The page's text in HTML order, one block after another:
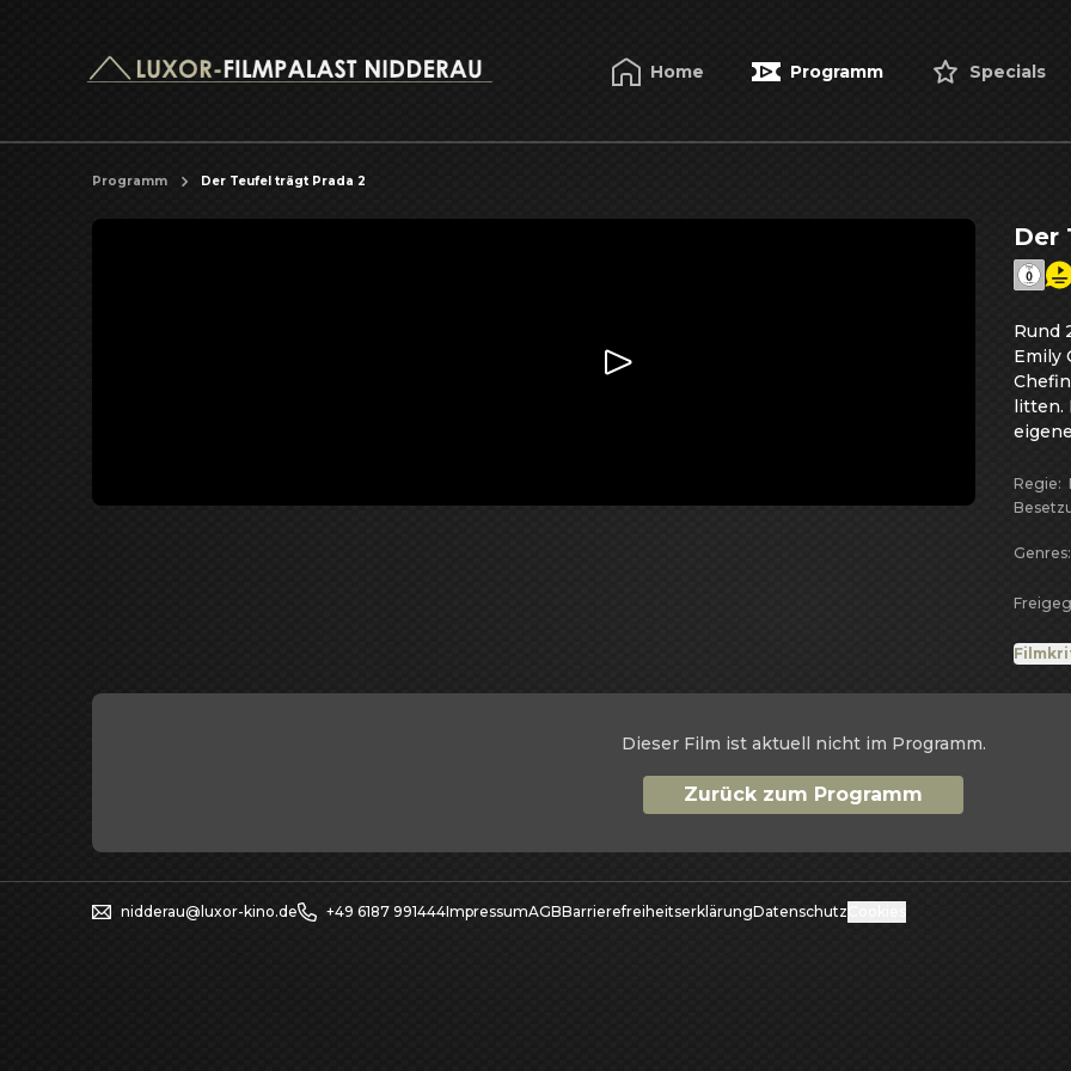
Home Programm Specials
Programm Der Teufel trägt Prada 2
Der
Rund
Emily
litten.
Kante
des
Regie:
Genres:
Dieser Film ist aktuell nicht im Programm.
Zurück zum Programm
nidderau@luxor-kino.de +49 6187 991444ImpressumAGBBarrierefreiheitserklärungDatenschutz